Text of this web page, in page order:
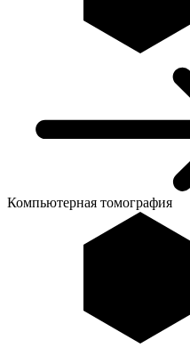
Компьютерная томография